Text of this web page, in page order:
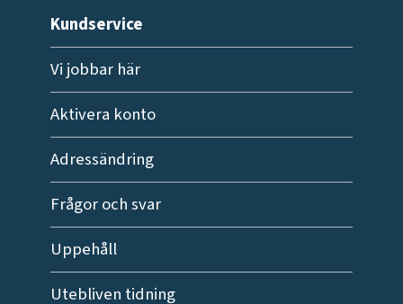
Kundservice
Vi jobbar här
Aktivera konto
Adressändring
Frågor och svar
Uppehåll
Utebliven tidning